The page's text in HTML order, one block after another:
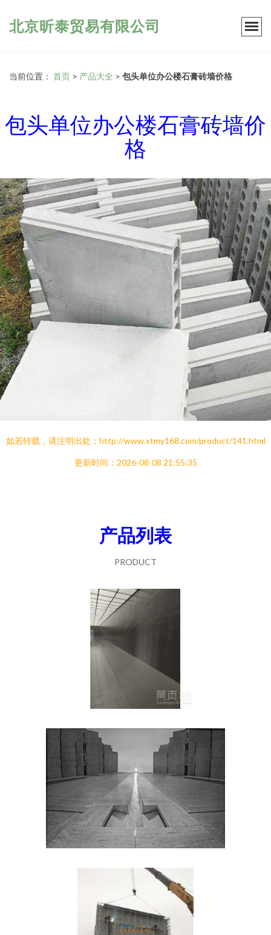
北京昕泰贸易有限公司
当前位置： 首页 > 产品大全 > 包头单位办公楼石膏砖墙价格
包头单位办公楼石膏砖墙价
格
如若转载，请注明出处：http://www.xtmy168.com/product/141.html
更新时间：2026-08-08 21:55:35
产品列表
PRODUCT